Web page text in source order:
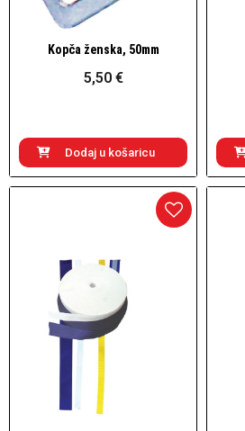
Brzi pogled
Kopča ženska, 50mm
5,50 €
Dodaj u košaricu